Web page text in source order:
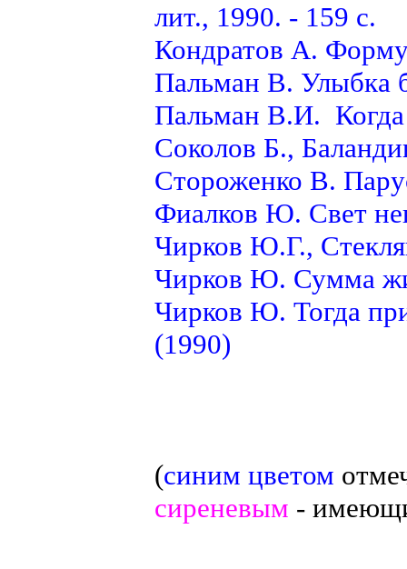
лит., 1990. - 159 с.
Кондратов А.
Пальман В. Улыбка
Пальман В.И. Когда
Соколов Б.,
Стороженко В.
Фиалков Ю. Свет
Чирков Ю.Г.,
Чирков Ю. Сумма
Чирков Ю. Тогда
(1990)
(синим цветом
сиреневым -